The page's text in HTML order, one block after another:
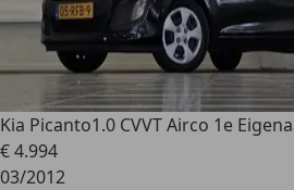
Kia Picanto1.0 CVVT Airco 1e
€ 4.994
03/2012